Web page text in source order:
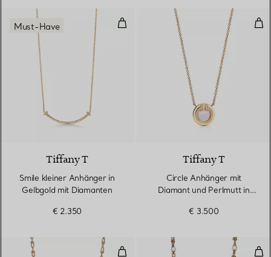
Smile kleiner Anhänger in
3 Materialien
Must-Have
Tiffany T
Smile kleiner Anhänger in
Gelbgold mit Diamanten
€ 2.350
Tiffany T
Circle Anhänger mit
Diamant und Perlmutt in
€ 3.500
Kleine Gliederhalskette in